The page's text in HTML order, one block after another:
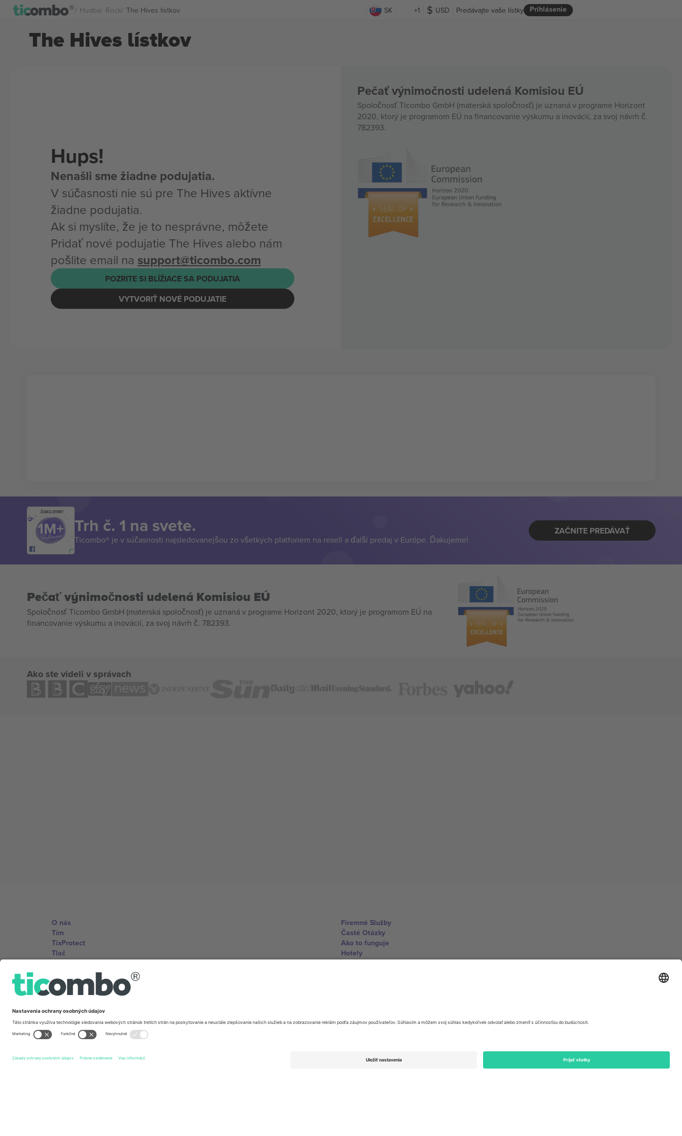
Hudba Rock The Hives lístkov SK +1 USD Prihlásenie
Predávajte vaše lístky
The Hives lístkov
Hups!
Nenašli sme žiadne podujatia.
V súčasnosti nie sú pre The Hives aktívne
žiadne podujatia.
Ak si myslíte, že je to nesprávne, môžete
Pridať nové podujatie The Hives alebo nám
pošlite email na support@ticombo.com
POZRITE SI BLÍŽIACE SA PODUJATIA
VYTVORIŤ NOVÉ PODUJATIE
Pečať výnimočnosti udelená Komisiou EÚ
Spoločnosť Ticombo GmbH (materská spoločnosť) je uznaná v programe Horizont
2020, ktorý je programom EÚ na financovanie výskumu a inovácií, za svoj návrh č.
782393.
ĎAKUJEME!
Trh č. 1 na svete.
Ticombo® je v súčasnosti najsledovanejšou zo všetkých platforiem na resell a ďalší predaj v Európe. Ďakujeme!
ZAČNITE PREDÁVAŤ
Pečať výnimočnosti udelená Komisiou EÚ
Spoločnosť Ticombo GmbH (materská spoločnosť) je uznaná v programe Horizont 2020, ktorý je programom EÚ na
financovanie výskumu a inovácií, za svoj návrh č. 782393.
Ako ste videli v správach
O nás
Tím
TixProtect
Tlač
Zmluvné podmienky
Partnerský program
Firemné Služby
Časté Otázky
Ako to funguje
Hotely
Centrum Majstrovstiev sveta